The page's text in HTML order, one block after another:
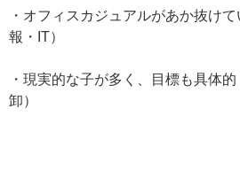
・オフィスカジュアルがあか抜け
報・IT）
・現実的な子が多く、目標も具体
卸）